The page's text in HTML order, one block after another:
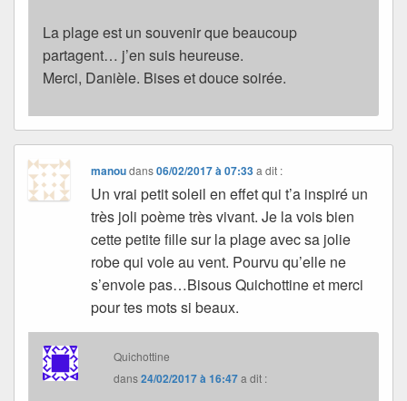
La plage est un souvenir que beaucoup
partagent… j’en suis heureuse.
Merci, Danièle. Bises et douce soirée.
manoudans06/02/2017 à 07:33 a dit :
Un vrai petit soleil en effet qui t’a inspiré un
très joli poème très vivant. Je la vois bien
cette petite fille sur la plage avec sa jolie
robe qui vole au vent. Pourvu qu’elle ne
s’envole pas…Bisous Quichottine et merci
pour tes mots si beaux.
Quichottine
dans24/02/2017 à 16:47a dit :